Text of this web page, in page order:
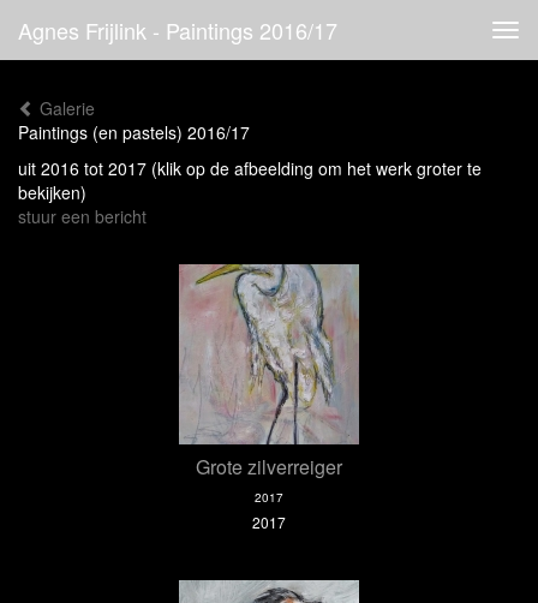
Agnes Frijlink - Paintings 2016/17
Galerie
Paintings (en pastels) 2016/17
uit 2016 tot 2017 (klik op de afbeelding om het werk groter te
bekijken)
stuur een bericht
Grote zilverreiger
2017
2017